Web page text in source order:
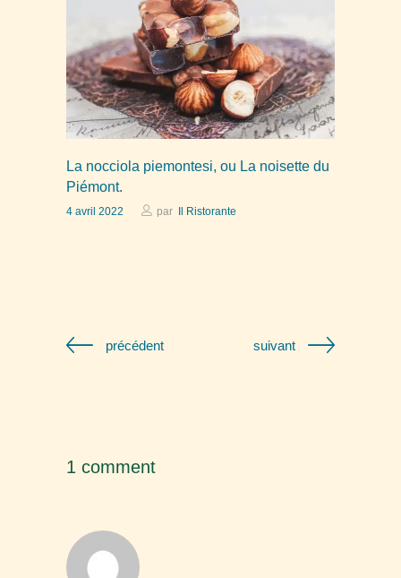
La nocciola piemontesi, ou La noisette du
Piémont.
4 avril 2022 par Il Ristorante
précédent suivant
1 comment